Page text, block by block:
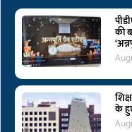
की
के